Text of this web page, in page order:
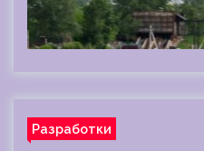
Разработки